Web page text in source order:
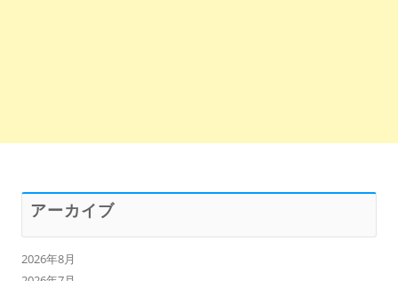
アーカイブ
2026年8月